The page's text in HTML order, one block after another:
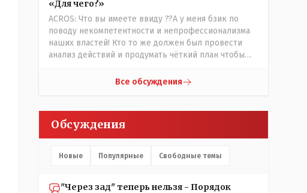
«Для чего?»
ACROS: Что вы имеете ввиду ??А у меня бзик по
поводу некомпетентности и непрофессионализма
наших властей! Кто то же должен был провести
анализ действий и продумать чёткий план чтобы
аналитическом центре либо кто то из
просто обстоятельства немного меняются по
сравнению с Назарбаевскими временами, власти
решили пощупать кошелёк населения, а это уже
неизвестная в уравнении взаимоотношений власти
пригодился бы!
Все обсуждения
Обсуждения
Новые Популярные Свободные темы
"Через зад" теперь нельзя - Порядок